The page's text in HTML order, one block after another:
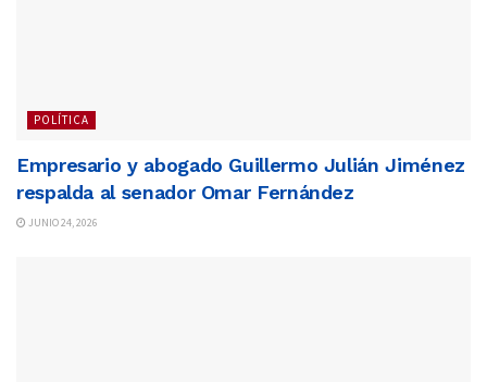
POLÍTICA
Empresario y abogado Guillermo Julián Jiménez
respalda al senador Omar Fernández
JUNIO 24, 2026